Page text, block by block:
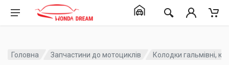
Головна Запчастини до мотоциклів Колодки гальмівні,